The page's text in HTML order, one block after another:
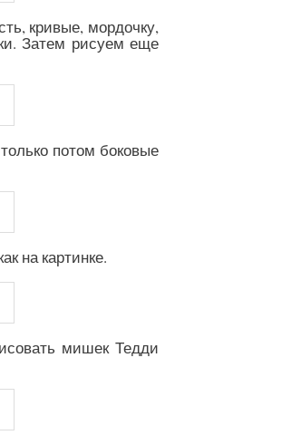
кривые, мордочку,
Затем рисуем еще
потом боковые
на картинке.
мишек Тедди